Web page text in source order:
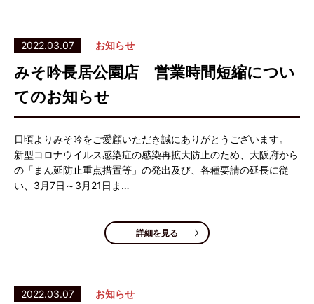
2022.03.07 お知らせ
みそ吟長居公園店 営業時間短縮につい
てのお知らせ
日頃よりみそ吟をご愛顧いただき誠にありがとうございます。
新型コロナウイルス感染症の感染再拡大防止のため、大阪府から
の「まん延防止重点措置等」の発出及び、各種要請の延長に従
い、3月7日～3月21日ま…
詳細を見る
2022.03.07 お知らせ